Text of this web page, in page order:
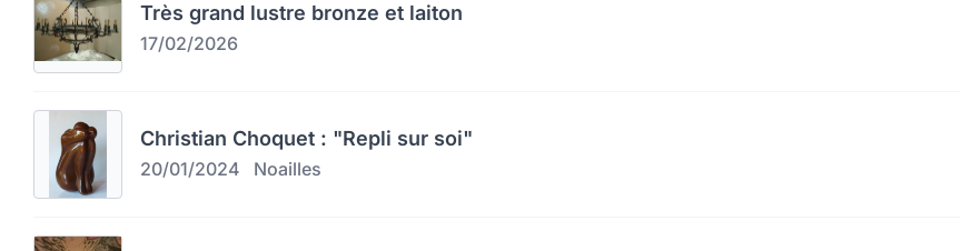
Très grand lustre bronze et laiton
17/02/2026
Christian Choquet : "Repli sur soi"
20/01/2024 Noailles